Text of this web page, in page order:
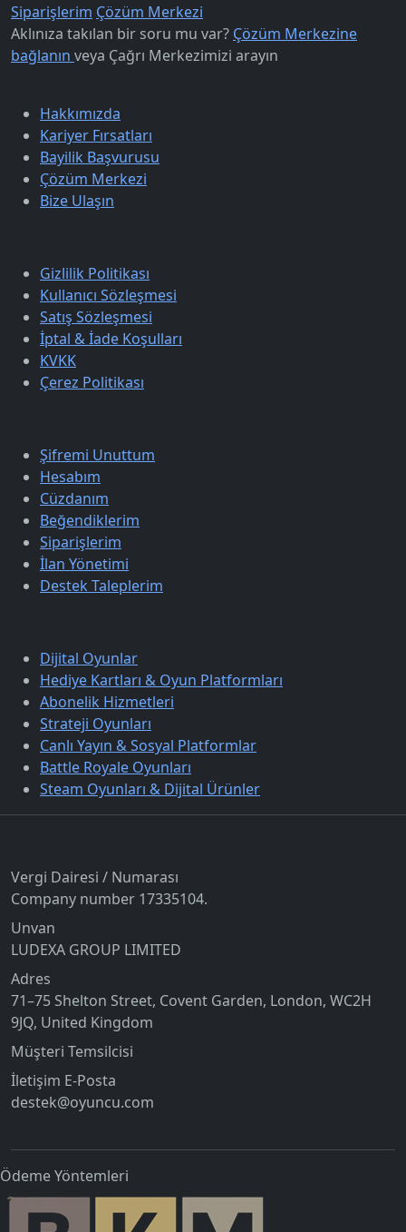
Siparişlerim Çözüm Merkezi
Aklınıza takılan bir soru mu var? Çözüm Merkezine
bağlanın veya Çağrı Merkezimizi arayın
Hakkımızda
Kariyer Fırsatları
Bayilik Başvurusu
Çözüm Merkezi
Bize Ulaşın
Gizlilik Politikası
Kullanıcı Sözleşmesi
Satış Sözleşmesi
İptal & İade Koşulları
KVKK
Çerez Politikası
Şifremi Unuttum
Hesabım
Cüzdanım
Beğendiklerim
Siparişlerim
İlan Yönetimi
Destek Taleplerim
Dijital Oyunlar
Hediye Kartları & Oyun Platformları
Abonelik Hizmetleri
Strateji Oyunları
Canlı Yayın & Sosyal Platformlar
Battle Royale Oyunları
Steam Oyunları & Dijital Ürünler
Vergi Dairesi / Numarası
Company number 17335104.
Unvan
LUDEXA GROUP LIMITED
Adres
71–75 Shelton Street, Covent Garden, London, WC2H
9JQ, United Kingdom
Müşteri Temsilcisi
İletişim E-Posta
destek@oyuncu.com
Ödeme Yöntemleri